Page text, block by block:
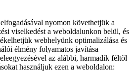
nyomon követhetjük a
viselkedést a weboldalunkon belül, és
webhelyünk optimalizálása és
élmény folyamatos javítása
az alábbi, harmadik féltől
használjuk ezen a weboldalon: